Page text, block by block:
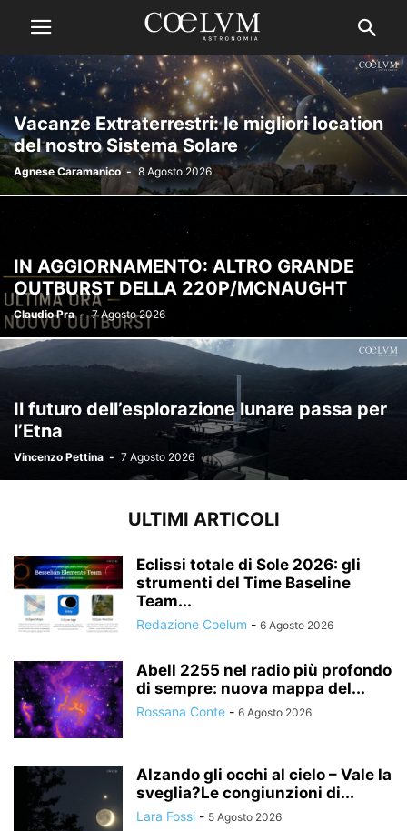
Vacanze Extraterrestri: le migliori location
del nostro Sistema Solare
Agnese Caramanico - 8 Agosto 2026
IN AGGIORNAMENTO: ALTRO GRANDE
OUTBURST DELLA 220P/MCNAUGHT
Claudio Pra - 7 Agosto 2026
Il futuro dell’esplorazione lunare passa per
l’Etna
Vincenzo Pettina - 7 Agosto 2026
ULTIMI ARTICOLI
Eclissi totale di Sole 2026: gli
strumenti del Time Baseline
Team...
Redazione Coelum - 6 Agosto 2026
Abell 2255 nel radio più profondo
di sempre: nuova mappa del...
Rossana Conte - 6 Agosto 2026
Alzando gli occhi al cielo – Vale la
sveglia?Le congiunzioni di...
Lara Fossi - 5 Agosto 2026